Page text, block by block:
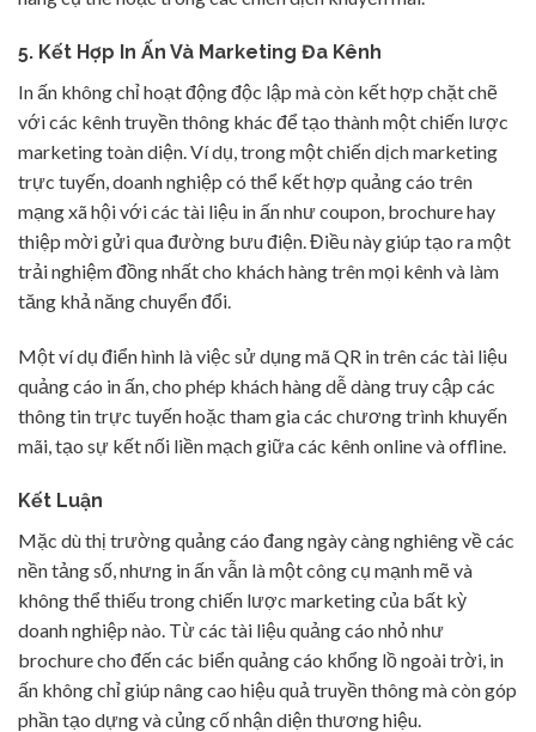
5. Kết Hợp In Ấn Và Marketing Đa Kênh
In ấn không chỉ hoạt động độc lập mà còn kết hợp chặt chẽ
với các kênh truyền thông khác để tạo thành một chiến lược
marketing toàn diện. Ví dụ, trong một chiến dịch marketing
trực tuyến, doanh nghiệp có thể kết hợp quảng cáo trên
mạng xã hội với các tài liệu in ấn như coupon, brochure hay
thiệp mời gửi qua đường bưu điện. Điều này giúp tạo ra một
trải nghiệm đồng nhất cho khách hàng trên mọi kênh và làm
tăng khả năng chuyển đổi.
Một ví dụ điển hình là việc sử dụng mã QR in trên các tài liệu
quảng cáo in ấn, cho phép khách hàng dễ dàng truy cập các
thông tin trực tuyến hoặc tham gia các chương trình khuyến
mãi, tạo sự kết nối liền mạch giữa các kênh online và offline.
Kết Luận
Mặc dù thị trường quảng cáo đang ngày càng nghiêng về các
nền tảng số, nhưng in ấn vẫn là một công cụ mạnh mẽ và
không thể thiếu trong chiến lược marketing của bất kỳ
doanh nghiệp nào. Từ các tài liệu quảng cáo nhỏ như
brochure cho đến các biển quảng cáo khổng lồ ngoài trời, in
ấn không chỉ giúp nâng cao hiệu quả truyền thông mà còn góp
phần tạo dựng và củng cố nhận diện thương hiệu.